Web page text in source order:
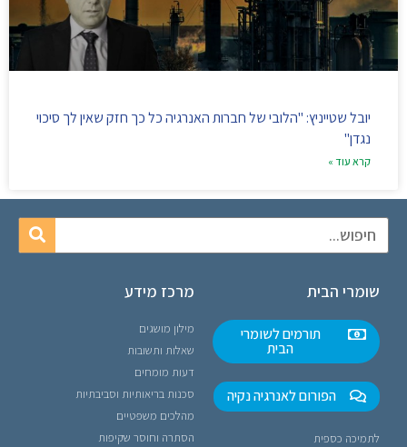
יובל שטייניץ: "הלובי של חברות האנרגיה כל כך חזק שאין לך סיכוי
נגדן"
קרא עוד »
שומרי הבית
תורמים לשומרי
הבית
הפורום לאנרגיה נקיה
לתמיכה כספית
מרכז מידע
מילון מושגים
שאלות ותשובות
דעות מומחים
סכנות בריאותיות וסביבתיות
מהלכים משפטיים
הסתרה וחוסר שקיפות